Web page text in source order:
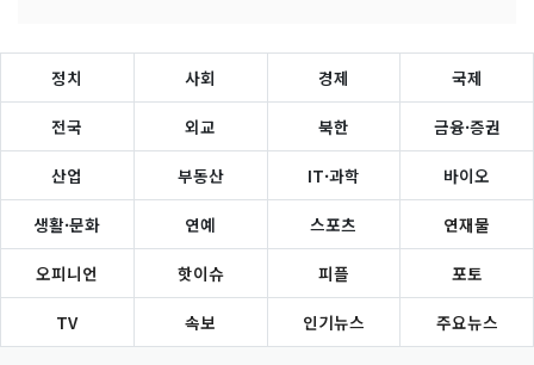
정치 사회 경제 국제
전국 외교 북한 금융·증권
산업 부동산 IT·과학 바이오
생활·문화 연예 스포츠 연재물
오피니언 핫이슈 피플 포토
TV 속보 인기뉴스 주요뉴스